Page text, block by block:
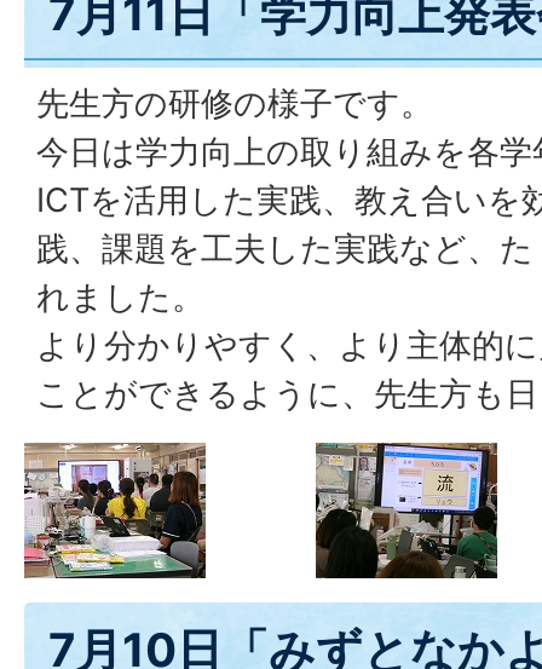
7月11日「学力向上発
先生方の研修の様子です。
今日は学力向上の取り組みを各
ICTを活用した実践、教え合いを
践、課題を工夫した実践など、
れました。
より分かりやすく、より主体的
ことができるように、先生方も
7月10日「みずとなか